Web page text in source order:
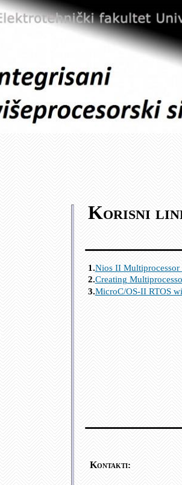
Korisni
1.Nios II Multiprocessor
2.Creating
3.MicroC/OS-II RTOS
Kontakti: